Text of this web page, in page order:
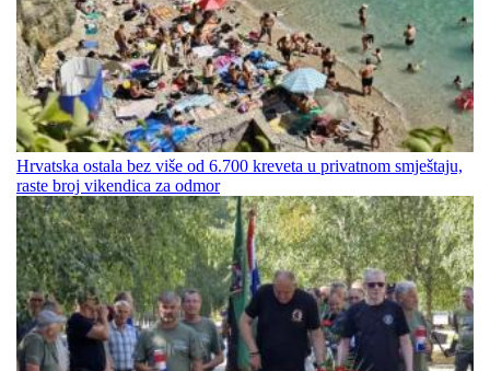
Hrvatska ostala bez više od 6.700 kreveta u privatnom smještaju,
raste broj vikendica za odmor